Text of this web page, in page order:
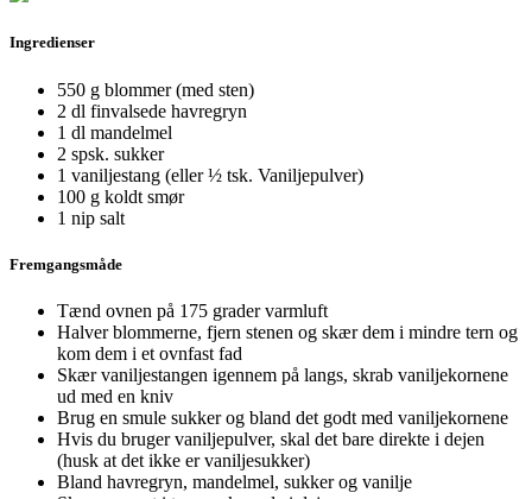
Ingredienser
550 g blommer (med sten)
2 dl finvalsede havregryn
1 dl mandelmel
2 spsk. sukker
1 vaniljestang (eller ½ tsk. Vaniljepulver)
100 g koldt smør
1 nip salt
Fremgangsmåde
Tænd ovnen på 175 grader varmluft
Halver blommerne, fjern stenen og skær dem i mindre tern og
kom dem i et ovnfast fad
Skær vaniljestangen igennem på langs, skrab vaniljekornene
ud med en kniv
Brug en smule sukker og bland det godt med vaniljekornene
Hvis du bruger vaniljepulver, skal det bare direkte i dejen
(husk at det ikke er vaniljesukker)
Bland havregryn, mandelmel, sukker og vanilje